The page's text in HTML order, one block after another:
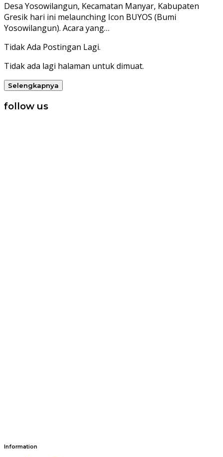
Desa Yosowilangun, Kecamatan Manyar, Kabupaten
Gresik hari ini melaunching Icon BUYOS (Bumi
Yosowilangun). Acara yang…
Tidak Ada Postingan Lagi.
Tidak ada lagi halaman untuk dimuat.
Selengkapnya
follow us
Information